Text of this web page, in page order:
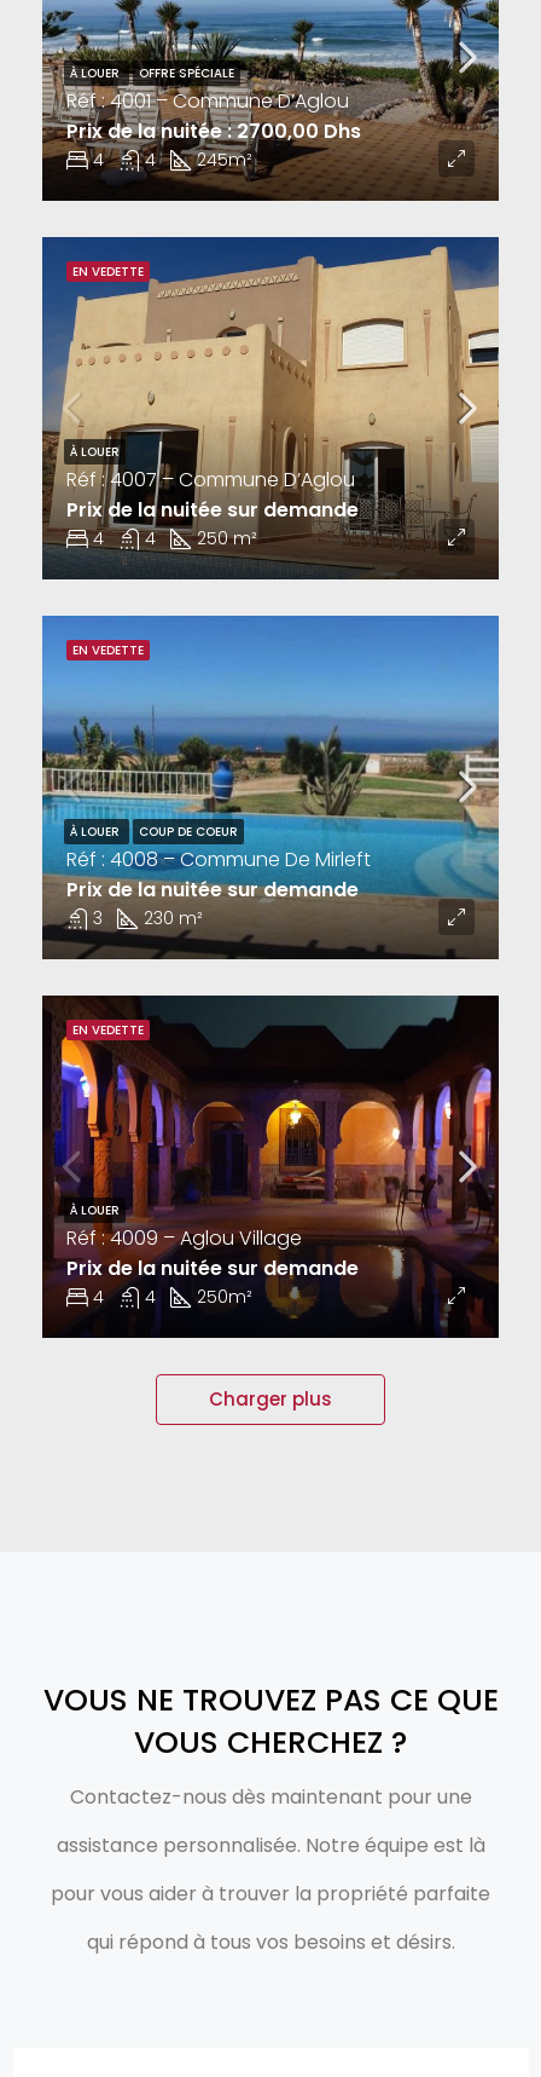
Réf : 4001 – Commune D’Aglou
4 4 245m²
Prix de la nuitée : 2700,00 Dhs
À LOUER OFFRE SPÉCIALE
Réf : 4007 – Commune D’Aglou
4 4 250 m²
Prix de la nuitée sur demande
À LOUER
EN VEDETTE
Réf : 4008 – Commune De Mirleft
3 230 m²
Prix de la nuitée sur demande
À LOUER COUP DE COEUR
EN VEDETTE
Réf : 4009 – Aglou Village
4 4 250m²
Prix de la nuitée sur demande
À LOUER
EN VEDETTE
Charger plus
VOUS NE TROUVEZ PAS CE QUE
VOUS CHERCHEZ ?
Contactez-nous dès maintenant pour une
assistance personnalisée. Notre équipe est là
pour vous aider à trouver la propriété parfaite
qui répond à tous vos besoins et désirs.